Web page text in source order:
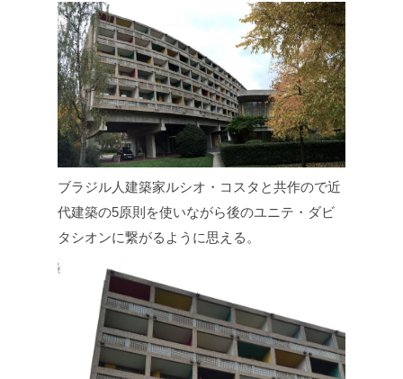
ブラジル人建築家ルシオ・コスタと共作ので近
代建築の5原則を使いながら後のユニテ・ダビ
タシオンに繋がるように思える。